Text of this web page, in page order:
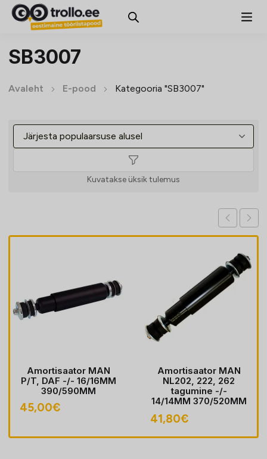
SB3007
Avaleht E-pood Kategooria "SB3007"
Kuvatakse üksik tulemus
Amortisaator MAN
P/T, DAF -/- 16/16MM
390/590MM
45,00€
Amortisaator MAN
NL202, 222, 262
tagumine -/-
14/14MM 370/520MM
41,80€